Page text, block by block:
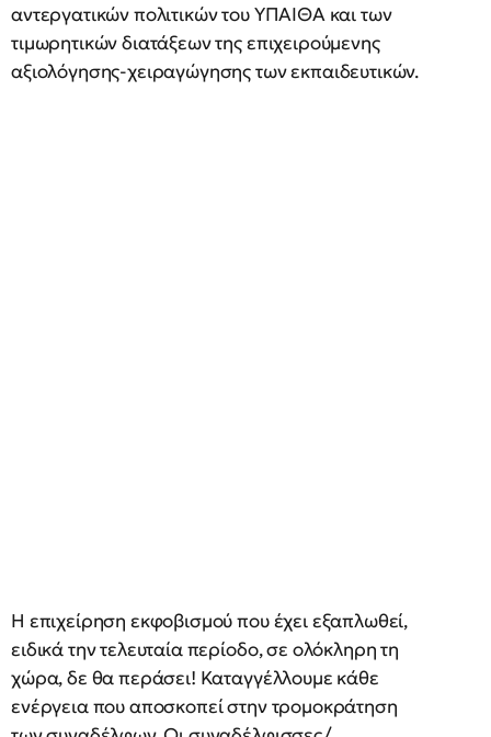
αντεργατικών πολιτικών του ΥΠΑΙΘΑ και των
τιμωρητικών διατάξεων της επιχειρούμενης
αξιολόγησης-χειραγώγησης των εκπαιδευτικών.
Η επιχείρηση εκφοβισμού που έχει εξαπλωθεί,
ειδικά την τελευταία περίοδο, σε ολόκληρη τη
χώρα, δε θα περάσει! Καταγγέλλουμε κάθε
ενέργεια που αποσκοπεί στην τρομοκράτηση